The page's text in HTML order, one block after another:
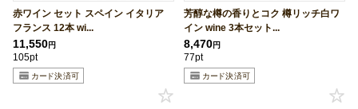
赤ワイン セット スペイン イタリア
フランス 12本 wi...
11,550円
105pt
芳醇な樽の香りとコク 樽リッチ白ワ
イン wine 3本セット...
8,470円
77pt